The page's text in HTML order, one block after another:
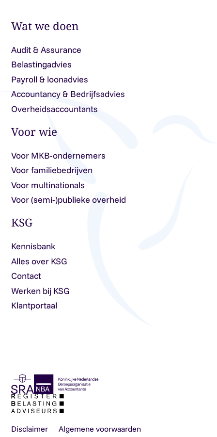
Wat we doen
Audit & Assurance
Belastingadvies
Payroll & loonadvies
Accountancy & Bedrijfsadvies
Overheidsaccountants
Voor wie
Voor MKB-ondernemers
Voor familiebedrijven
Voor multinationals
Voor (semi-)publieke overheid
KSG
Kennisbank
Alles over KSG
Contact
Werken bij KSG
Klantportaal
Disclaimer Algemene voorwaarden